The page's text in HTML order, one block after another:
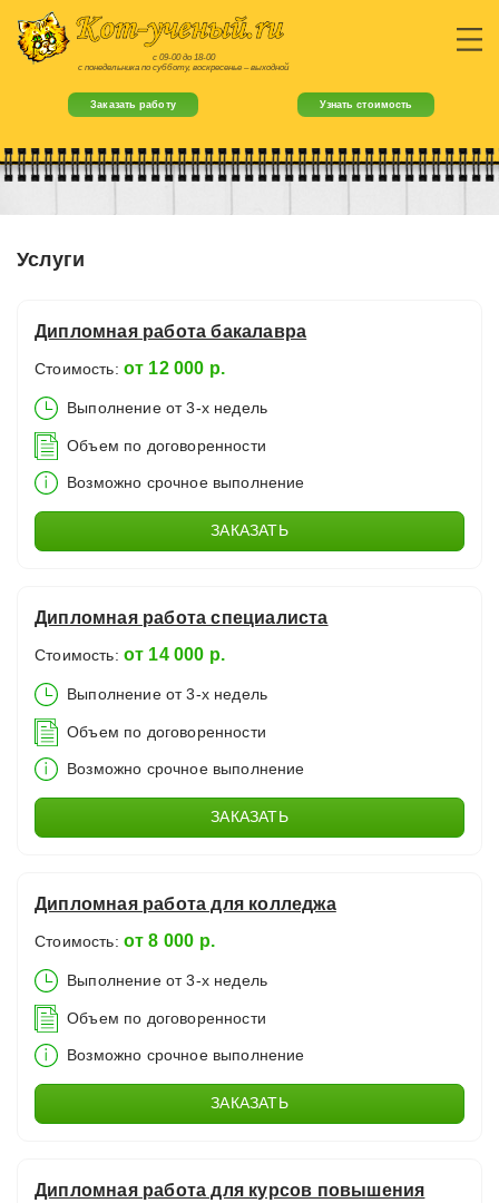
с 09-00 до 18-00
с понедельника по субботу, воскресенье – выходной
Заказать работу Узнать стоимость
Услуги
Дипломная работа бакалавра
Стоимость: от 12 000 р.
Выполнение от 3-х недель
Объем по договоренности
Возможно срочное выполнение
ЗАКАЗАТЬ
Дипломная работа специалиста
Стоимость: от 14 000 р.
Выполнение от 3-х недель
Объем по договоренности
Возможно срочное выполнение
ЗАКАЗАТЬ
Дипломная работа для колледжа
Стоимость: от 8 000 р.
Выполнение от 3-х недель
Объем по договоренности
Возможно срочное выполнение
ЗАКАЗАТЬ
Дипломная работа для курсов повышения